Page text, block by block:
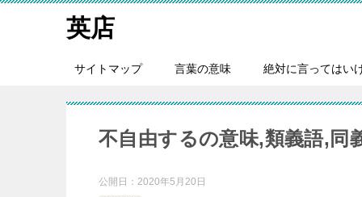
英店
サイトマップ 言葉の意味 絶対に言ってはい
不自由するの意味,類義語,同
公開日： 2020年5月20日